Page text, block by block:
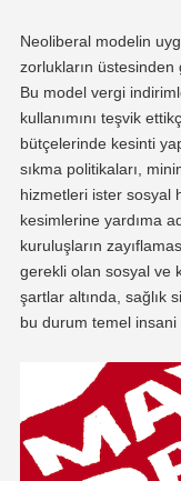
Neoliberal modelin
zorlukların
Bu model vergi
kullanımını teşvik
bütçelerinde kesinti
sıkma politikaları,
hizmetleri ister sosyal
kesimlerine yardıma
kuruluşların
gerekli olan sosyal ve
şartlar altında, sağlık
bu durum temel insani